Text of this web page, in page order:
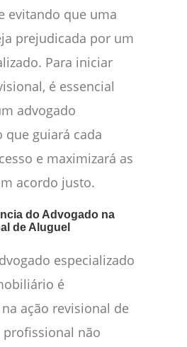
evitando que uma
prejudicada por um
Para iniciar
é essencial
advogado
que guiará cada
e maximizará as
acordo justo.
do Advogado na
de Aluguel
especializado
é
ação revisional de
profissional não